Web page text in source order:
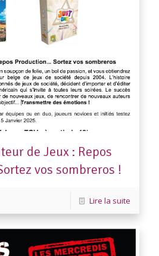
de Jeux : Repos
vos sombreros !
Lire la suite